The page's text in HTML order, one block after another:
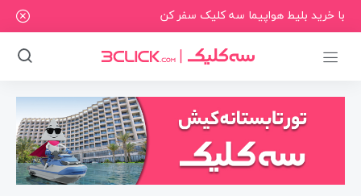
با خرید بلیط هواپیما سه کلیک سفر کن